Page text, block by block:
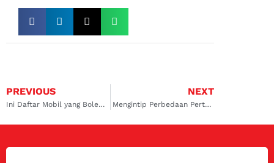
PREVIOUS
Ini Daftar Mobil yang Boleh Isi Pertalite di SPBU
NEXT
Mengintip Perbedaan Pertamax dan Pertamax Turbo